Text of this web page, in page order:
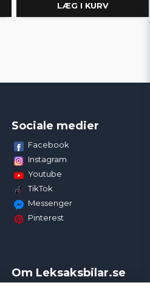
LÆG I KURV
Sociale medier
Facebook
Instagram
Youtube
TikTok
Messenger
Pinterest
Om Leksaksbilar.se